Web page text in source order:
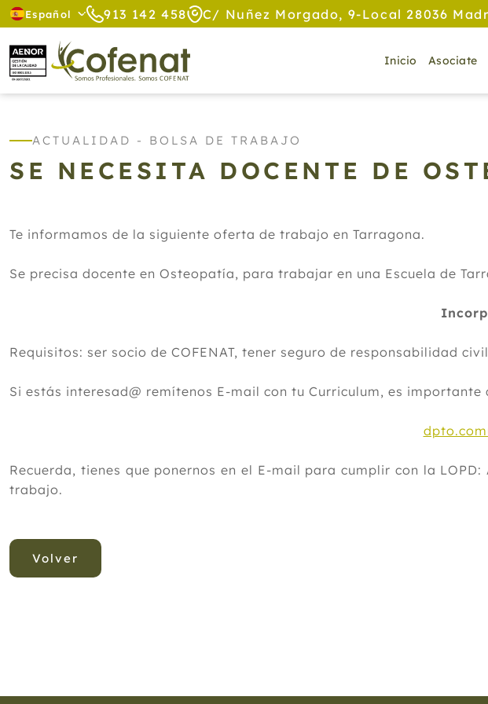
Español 913 142 458 C/ Nuñez Morgado, 9-Local 28036
Inicio Asociate
ACTUALIDAD - BOLSA DE TRABAJO
SE NECESITA DOCENTE DE
Te informamos de la siguiente oferta de trabajo en Tarragona.
Se precisa docente en Osteopatía, para trabajar en una Escuela de
Requisitos: ser socio de COFENAT, tener seguro de responsabilidad
Si estás interesad@ remítenos E-mail con tu Curriculum, es
Recuerda, tienes que ponernos en el E-mail para cumplir con la
trabajo.
Volver